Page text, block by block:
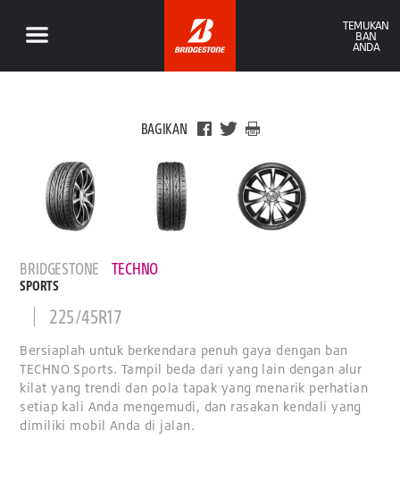
TEMUKAN
BAN
ANDA
BAGIKAN
BRIDGESTONE TECHNO
SPORTS
225/45R17
Bersiaplah untuk berkendara penuh gaya dengan ban
TECHNO Sports. Tampil beda dari yang lain dengan alur
kilat yang trendi dan pola tapak yang menarik perhatian
setiap kali Anda mengemudi, dan rasakan kendali yang
dimiliki mobil Anda di jalan.